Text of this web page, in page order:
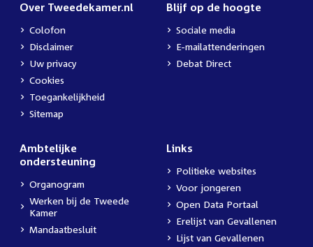
Over Tweedekamer.nl
Colofon
Disclaimer
Uw privacy
Cookies
Toegankelijkheid
Sitemap
Blijf op de hoogte
Sociale media
E-mailattenderingen
Debat Direct
Ambtelijke
ondersteuning
Organogram
Werken bij de Tweede
Kamer
Mandaatbesluit
Links
Politieke websites
Voor jongeren
Open Data Portaal
Erelijst van Gevallenen
Lijst van Gevallenen